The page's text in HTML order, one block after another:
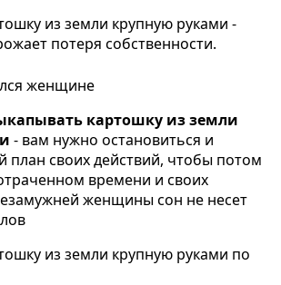
из земли крупную руками -
потеря собственности.
женщине
картошку из земли
- вам нужно остановиться и
план своих действий, чтобы потом
времени и своих
женщины сон не несет
из земли крупную руками по